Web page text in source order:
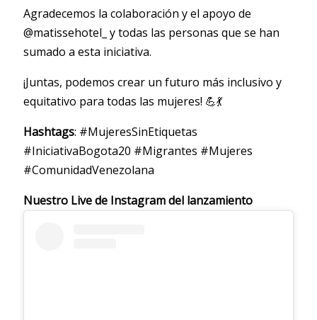
Agradecemos la colaboración y el apoyo de
@matissehotel_ y todas las personas que se han
sumado a esta iniciativa.
¡Juntas, podemos crear un futuro más inclusivo y
equitativo para todas las mujeres! 💪💃
Hashtags: #MujeresSinEtiquetas
#IniciativaBogota20 #Migrantes #Mujeres
#ComunidadVenezolana
Nuestro Live de Instagram del lanzamiento